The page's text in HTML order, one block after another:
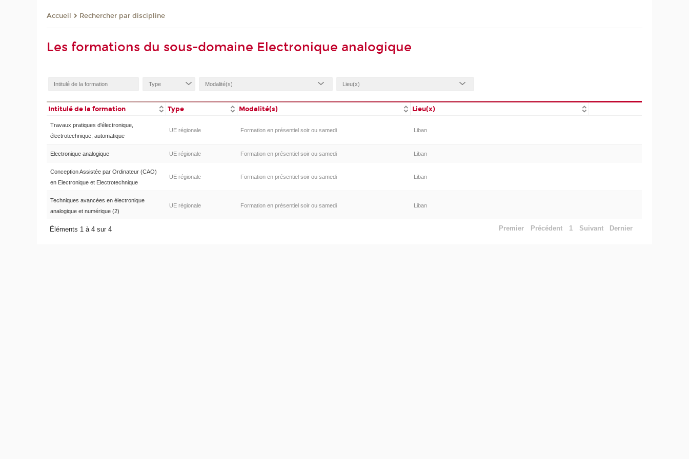
Accueil Rechercher par discipline
Les formations du sous-domaine Electronique analogique
Intitulé de la formation Type Modalité(s) Lieu(x)
Travaux pratiques d'électronique,
électrotechnique, automatique
UE régionale Formation en présentiel soir ou samedi Liban
Electronique analogique UE régionale Formation en présentiel soir ou samedi Liban
Conception Assistée par Ordinateur (CAO)
en Electronique et Electrotechnique
UE régionale Formation en présentiel soir ou samedi Liban
Techniques avancées en électronique
analogique et numérique (2)
UE régionale Formation en présentiel soir ou samedi Liban
Éléments 1 à 4 sur 4 Premier Précédent 1 Suivant Dernier